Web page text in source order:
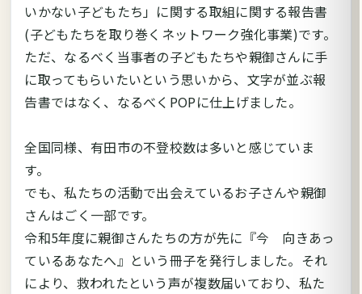
いかない子どもたち」に関する取組に関する報告書
(子どもたちを取り巻くネットワーク強化事業)です。
ただ、なるべく当事者の子どもたちや親御さんに手
に取ってもらいたいという思いから、文字が並ぶ報
告書ではなく、なるべくPOPに仕上げました。
全国同様、有田市の不登校数は多いと感じていま
す。
でも、私たちの活動で出会えているお子さんや親御
さんはごく一部です。
令和5年度に親御さんたちの方が先に『今 向きあっ
ているあなたへ』という冊子を発行しました。それ
により、救われたという声が複数届いており、私た